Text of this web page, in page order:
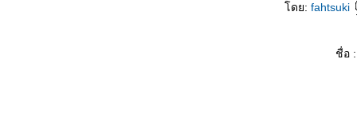
ดย: fahtsuki
ชื่อ :